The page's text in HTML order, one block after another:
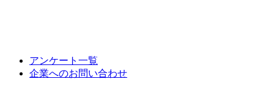
アンケート一覧
企業へのお問い合わせ